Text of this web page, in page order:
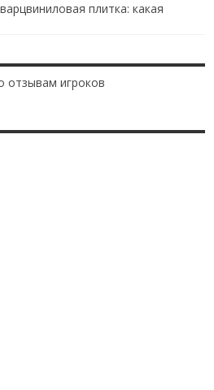
плитка: какая
отзывам игроков